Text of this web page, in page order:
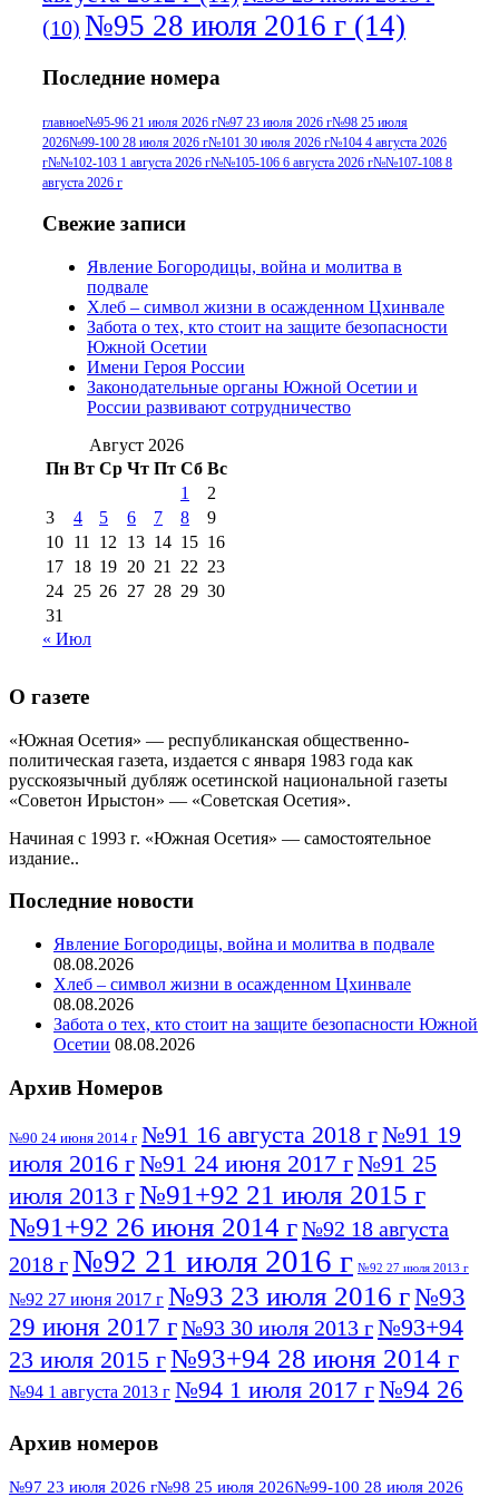
(10) №95 28 июля 2016 г (14)
июля 2017 г(11)№96 9 августа 2012
г(13) №96 28 июля 2015 г(9) №96+97 3
июля 2014 г(10)№96+97 30 июля
2016 г(13)
июля 2017 г
2012 г(15)№97 30 июля 2015 г
(15)№98 1 августа 2015 г
августа 2016 г(10)№98 5 июля 2014 г(10)
№98 8 августа 2013 г
августа 2012 г(14) №98+99 11 июля
2017 г(9)
№99 4 августа
2016 г(12) №99 8 июля 2014 г
августа 2012 г(11)
августа 2013 г
(12)
Последние номера
главное№95-96 21 июля 2026 г№97 23 июля 2026 г№98 25 июля
2026№99-100 28 июля 2026 г№101 30 июля 2026 г№104 4 августа 2026
г№№102-103 1 августа 2026 г№№105-106 6 августа 2026 г№№107-108 8
августа 2026 г
Свежие записи
Явление Богородицы, война и молитва в
подвале
Хлеб – символ жизни в осажденном Цхинвале
Забота о тех, кто стоит на защите безопасности
Южной Осетии
Имени Героя России
Законодательные органы Южной Осетии и
России развивают сотрудничество
Август 2026
Пн Вт Ср Чт Пт Сб Вс
1
2
3
4 5 6 7 8
9
10 11 12 13 14 15 16
17 18 19 20 21 22 23
24 25 26 27 28 29 30
31
« Июл
О газете
«Южная Осетия» — республиканская общественно-
политическая газета, издается с января 1983 года как
русскоязычный дубляж осетинской национальной газеты
«Советон Ирыстон» — «Советская Осетия».
Начиная с 1993 г. «Южная Осетия» — самостоятельное
издание..
Последние новости
Явление Богородицы, война и молитва в подвале
08.08.2026
Хлеб – символ жизни в осажденном Цхинвале
08.08.2026
Забота о тех, кто стоит на защите безопасности Южной
Осетии 08.08.2026
Архив Номеров
№90 24 июня 2014 г №91 16 августа 2018 г№91 19
июля 2016 г№91 24 июня 2017 г№91 25
июля 2013 г№91+92 21 июля 2015 г
№91+92 26 июня 2014 г№92 18 августа
2018 г№92 21 июля 2016 г №92 27 июля 2013 г
№92 27 июня 2017 г №93 23 июля 2016 г№93
29 июня 2017 г№93 30 июля 2013 г№93+94
23 июля 2015 г№93+94 28 июня 2014 г
№94 1 августа 2013 г №94 1 июля 2017 г№94 26
№95 7 августа 2012 г
№95 28 июля 2016 г №95+96 3 августа
Архив номеров
№97 23 июля 2026 г№98 25 июля 2026№99-100 28 июля 2026